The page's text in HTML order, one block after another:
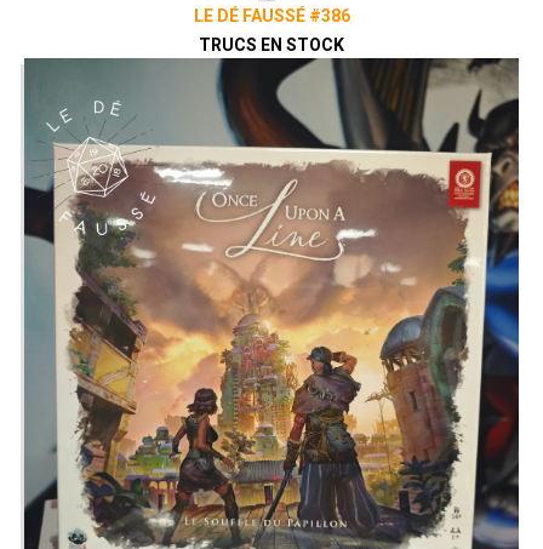
LE DÉ FAUSSÉ #386
TRUCS EN STOCK